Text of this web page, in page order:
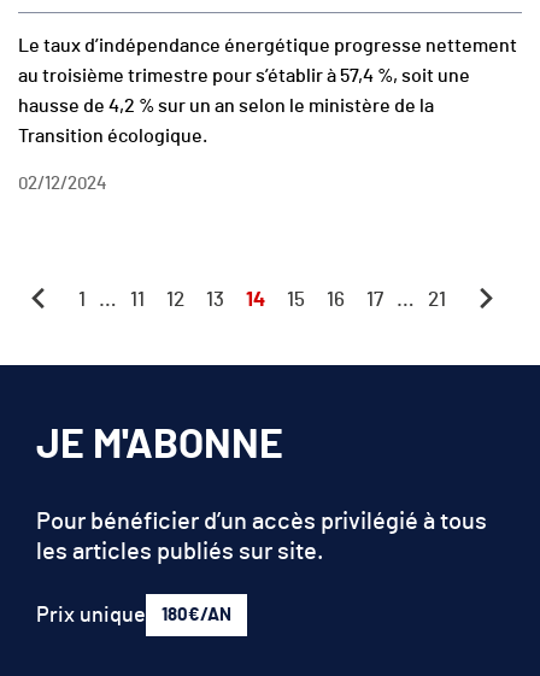
Le taux d’indépendance énergétique progresse nettement
au troisième trimestre pour s’établir à 57,4 %, soit une
hausse de 4,2 % sur un an selon le ministère de la
Transition écologique.
02/12/2024
1 … 11 12 13 14 15 16 17 … 21
JE M'ABONNE
Pour bénéficier d’un accès privilégié à tous
les articles publiés sur site.
Prix unique 180€/AN